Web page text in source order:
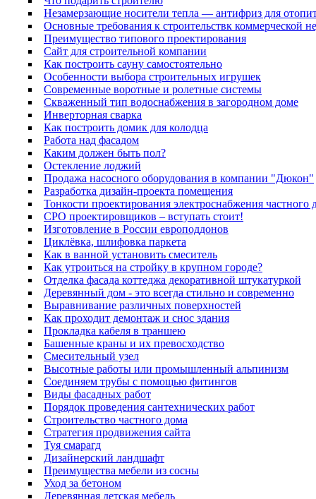
Незамерзающие носители тепла — антифриз для
Основные требования к строительствк коммерческой
Преимущество типового проектирования
Сайт для строительной компании
Как построить сауну самостоятельно
Особенности выбора строительных игрушек
Современные воротные и ролетные системы
Скваженный тип водоснабжения в загородном доме
Инверторная сварка
Как построить домик для колодца
Работа над фасадом
Каким должен быть пол?
Остекление лоджий
Продажа насосного оборудования в компании "Дюкон"
Разработка дизайн-проекта помещения
Тонкости проектирования электроснабжения частного
СРО проектировщиков – вступать стоит!
Изготовление в России европоддонов
Циклёвка, шлифовка паркета
Как в ванной установить смеситель
Как утроиться на стройку в крупном городе?
Отделка фасада коттеджа декоративной штукатуркой
Деревянный дом - это всегда стильно и современно
Выравнивание различных поверхностей
Как проходит демонтаж и снос здания
Прокладка кабеля в траншею
Башенные краны и их превосходство
Смесительный узел
Высотные работы или промышленный альпинизм
Соединяем трубы с помощью фитингов
Виды фасадных работ
Порядок проведения сантехнических работ
Строительство частного дома
Стратегия продвижения сайта
Туя смарагд
Дизайнерский ландшафт
Преимущества мебели из сосны
Уход за бетоном
Деревянная детская мебель